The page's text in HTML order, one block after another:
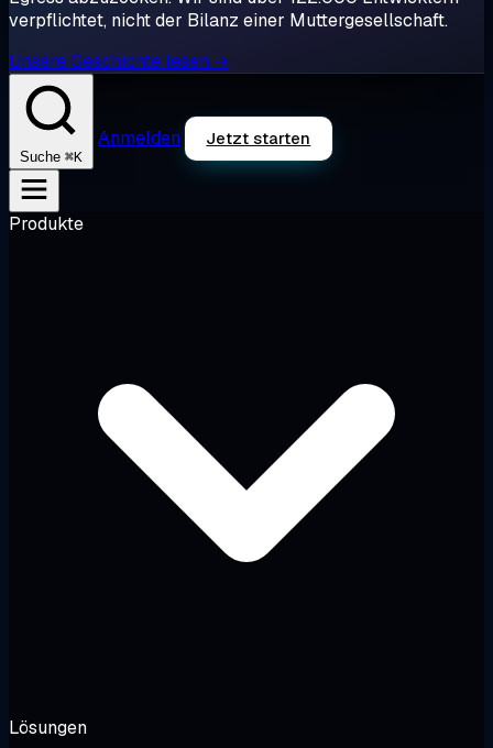
verpflichtet, nicht der Bilanz einer Muttergesellschaft.
Unsere Geschichte lesen →
Suche ⌘K
Anmelden Jetzt starten
Produkte
Lösungen